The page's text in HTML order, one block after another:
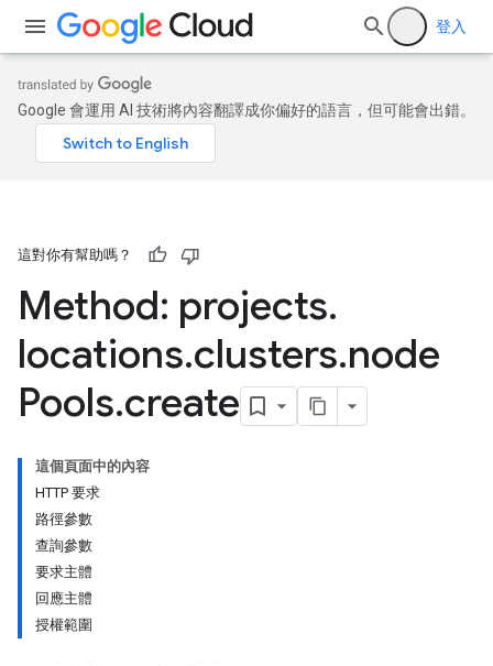
登入
Google 會運用 AI 技術將內容翻譯成你偏好的語言，但可能會出錯。
這對你有幫助嗎？
Method: projects.
locations.clusters.node
Pools.create
這個頁面中的內容
HTTP 要求
路徑參數
查詢參數
要求主體
回應主體
授權範圍